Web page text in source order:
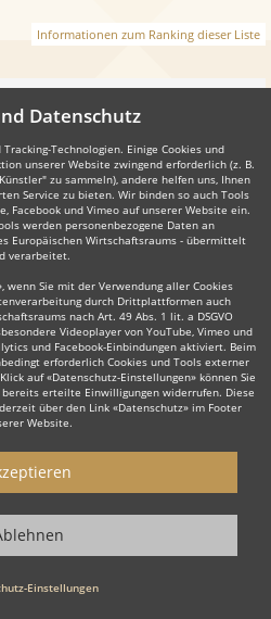
Informationen zum Ranking dieser Liste
Kabarettist &
anfragen' eine Anfrage an die für
also z. B. bestimmte
finden Sie auf den jeweiligen
Datenschutz
Technologien. Einige Cookies und
unserer Website zwingend erforderlich (z. B.
zu sammeln), andere helfen uns, Ihnen
Service zu bieten. Wir binden so auch Tools
Facebook und Vimeo auf unserer Website ein.
werden personenbezogene Daten an
Europäischen Wirtschaftsraums - übermittelt
verarbeitet.
wenn Sie mit der Verwendung aller Cookies
durch Drittplattformen auch
nach Art. 49 Abs. 1 lit. a DSGVO
Videoplayer von YouTube, Vimeo und
und Facebook-Einbindungen aktiviert. Beim
erforderlich Cookies und Tools externer
auf «Datenschutz-Einstellungen» können Sie
erteilte Einwilligungen widerrufen. Diese
über den Link «Datenschutz» im Footer
Website.
Einstellungen